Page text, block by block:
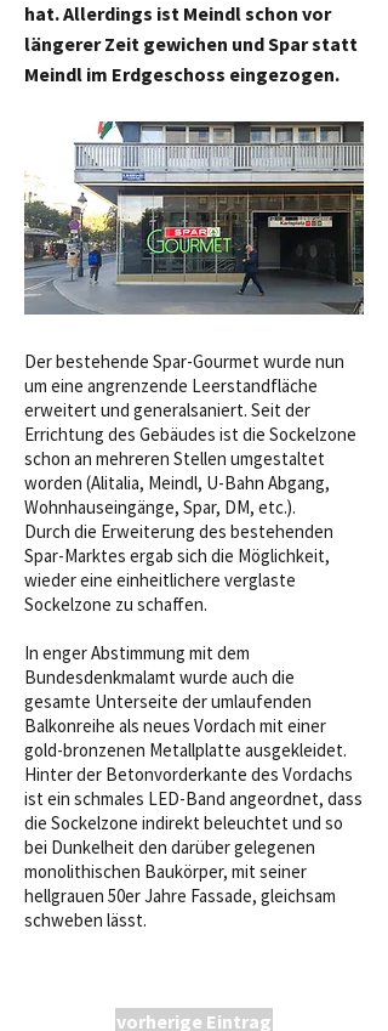
hat. Allerdings ist Meindl schon vor
längerer Zeit gewichen und Spar statt
Meindl im Erdgeschoss eingezogen.
Der bestehende Spar-Gourmet wurde nun
um eine angrenzende Leerstandfläche
erweitert und generalsaniert. Seit der
Errichtung des Gebäudes ist die Sockelzone
schon an mehreren Stellen umgestaltet
worden (Alitalia, Meindl, U-Bahn Abgang,
Wohnhauseingänge, Spar, DM, etc.).
Durch die Erweiterung des bestehenden
Spar-Marktes ergab sich die Möglichkeit,
wieder eine einheitlichere verglaste
Sockelzone zu schaffen.
In enger Abstimmung mit dem
Bundesdenkmalamt wurde auch die
gesamte Unterseite der umlaufenden
Balkonreihe als neues Vordach mit einer
gold-bronzenen Metallplatte ausgekleidet.
Hinter der Betonvorderkante des Vordachs
ist ein schmales LED-Band angeordnet, dass
die Sockelzone indirekt beleuchtet und so
bei Dunkelheit den darüber gelegenen
monolithischen Baukörper, mit seiner
hellgrauen 50er Jahre Fassade, gleichsam
schweben lässt.
vorherige Eintrag